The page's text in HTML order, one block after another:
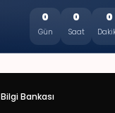
0
Gün
0
Saat
0
Bilgi Bankası